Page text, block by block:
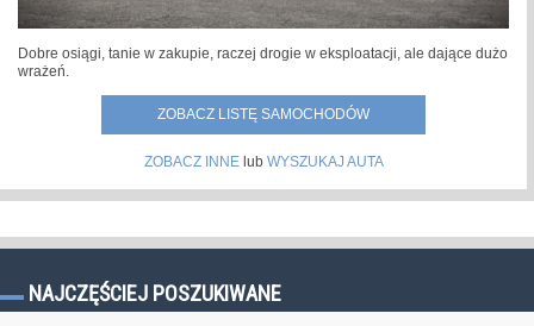
Dobre osiągi, tanie w zakupie, raczej drogie w eksploatacji, ale dające dużo
wrażeń.
ZOBACZ LISTĘ SAMOCHODÓW
ZOBACZ INNElub WYSZUKAJ AUTA
NAJCZĘŚCIEJ POSZUKIWANE